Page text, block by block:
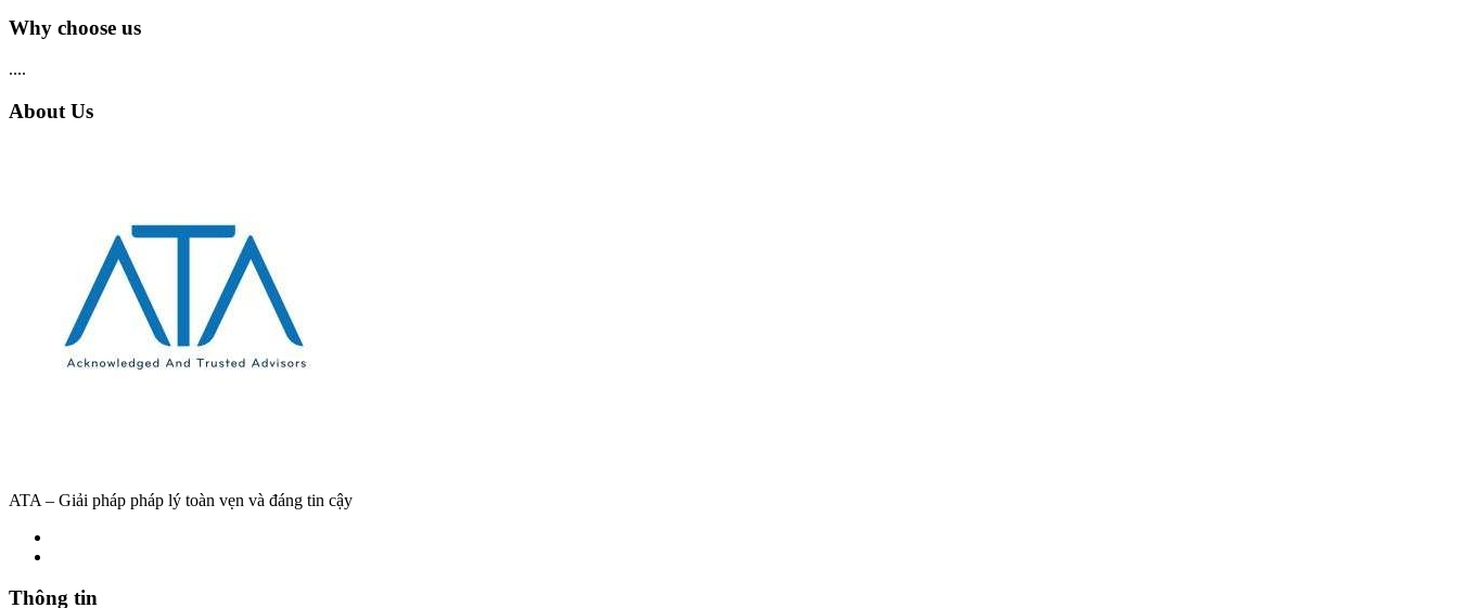
Why choose us
....
About Us
ATA – Giải pháp pháp lý toàn vẹn và đáng tin cậy
Thông tin